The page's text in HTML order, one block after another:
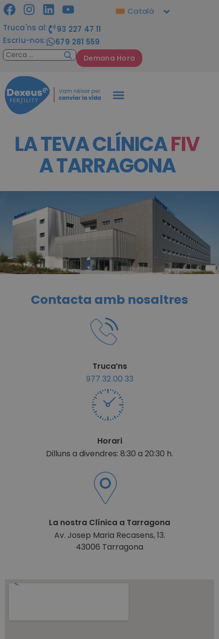
Truca'ns al:
93 227 47 11
Escriu-nos:
679 281 559
Demana Hora
Català
LA TEVA CLÍNICAFIV
A TARRAGONA
Contacta amb nosaltres
Truca’ns
977 32 00 33
Horari
Dilluns a divendres: 8:30 a 20:30 h.
La nostra Clínica a Tarragona
Av. Josep Maria Recasens, 13.
43006 Tarragona